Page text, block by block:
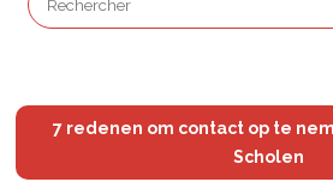
7 redenen om contact op te
Scholen